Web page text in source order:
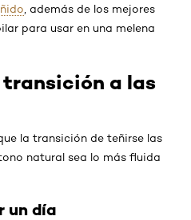
, además de los mejores
para usar en una melena
a las
la transición de teñirse las
natural sea lo más fluida
un día